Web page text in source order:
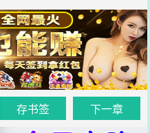
存书签 下一章